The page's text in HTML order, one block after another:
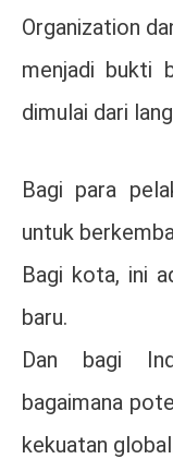
Organization
menjadi bukti
dimulai dari
Bagi para
untuk
Bagi kota, ini
baru.
Dan bagi
bagaimana
kekuatan